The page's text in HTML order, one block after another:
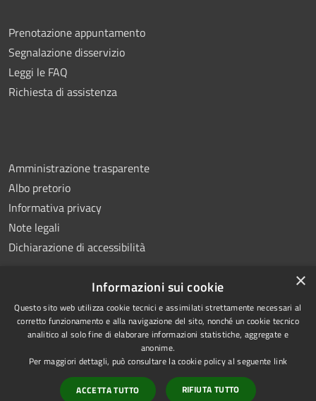
Prenotazione appuntamento
Segnalazione disservizio
Leggi le FAQ
Richiesta di assistenza
Amministrazione trasparente
Albo pretorio
Informativa privacy
Note legali
Dichiarazione di accessibilità
RSS
Accessibilità
Privacy
Mappa del sito
Copyright © 2026 • Comune di
Montemiletto • Powered by
Municipium•Accesso
redazione
×
Informazioni sui cookie
Questo sito web utilizza cookie tecnici e assimilati strettamente necessari al
corretto funzionamento e alla navigazione del sito, nonché un cookie tecnico
analitico al solo fine di elaborare informazioni statistiche, aggregate e
anonime.
Per maggiori dettagli, può consultare la cookie policy al seguente link
ACCETTA TUTTO RIFIUTA TUTTO